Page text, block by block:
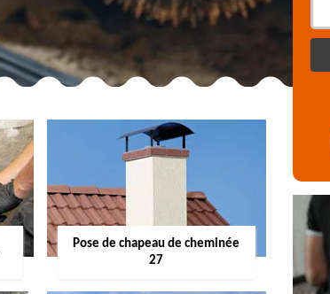
Pose de chapeau de cheminée
27